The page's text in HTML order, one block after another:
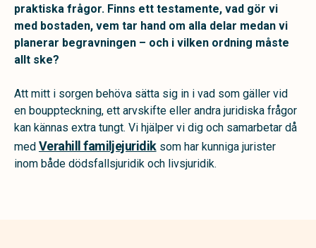
praktiska frågor. Finns ett testamente, vad gör vi
med bostaden, vem tar hand om alla delar medan vi
planerar begravningen – och i vilken ordning måste
allt ske?
Att mitt i sorgen behöva sätta sig in i vad som gäller vid
en bouppteckning, ett arvskifte eller andra juridiska frågor
kan kännas extra tungt. Vi hjälper vi dig och samarbetar då
med Verahill familjejuridiksom har kunniga jurister
inom både dödsfallsjuridik och livsjuridik.